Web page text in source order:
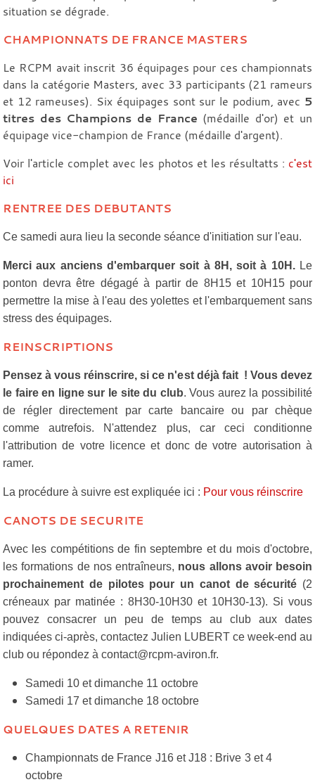
situation se dégrade.
CHAMPIONNATS DE FRANCE MASTERS
Le RCPM avait inscrit 36 équipages pour ces championnats
dans la catégorie Masters, avec 33 participants (21 rameurs
et 12 rameuses). Six équipages sont sur le podium, avec 5
titres des Champions de France (médaille d'or) et un
équipage vice-champion de France (médaille d'argent).
Voir l'article complet avec les photos et les résultatts : c'est
ici
RENTREE DES DEBUTANTS
Ce samedi aura lieu la seconde séance d'initiation sur l'eau.
Merci aux anciens d'embarquer soit à 8H, soit à 10H. Le
ponton devra être dégagé à partir de 8H15 et 10H15 pour
permettre la mise à l'eau des yolettes et l'embarquement sans
stress des équipages.
REINSCRIPTIONS
Pensez à vous réinscrire, si ce n'est déjà fait ! Vous devez
le faire en ligne sur le site du club. Vous aurez la possibilité
de régler directement par carte bancaire ou par chèque
comme autrefois. N'attendez plus, car ceci conditionne
l'attribution de votre licence et donc de votre autorisation à
ramer.
La procédure à suivre est expliquée ici : Pour vous réinscrire
CANOTS DE SECURITE
Avec les compétitions de fin septembre et du mois d'octobre,
les formations de nos entraîneurs, nous allons avoir besoin
prochainement de pilotes pour un canot de sécurité (2
créneaux par matinée : 8H30-10H30 et 10H30-13). Si vous
pouvez consacrer un peu de temps au club aux dates
indiquées ci-après, contactez Julien LUBERT ce week-end au
club ou répondez à contact@rcpm-aviron.fr.
Samedi 10 et dimanche 11 octobre
Samedi 17 et dimanche 18 octobre
QUELQUES DATES A RETENIR
Championnats de France J16 et J18 : Brive 3 et 4
octobre